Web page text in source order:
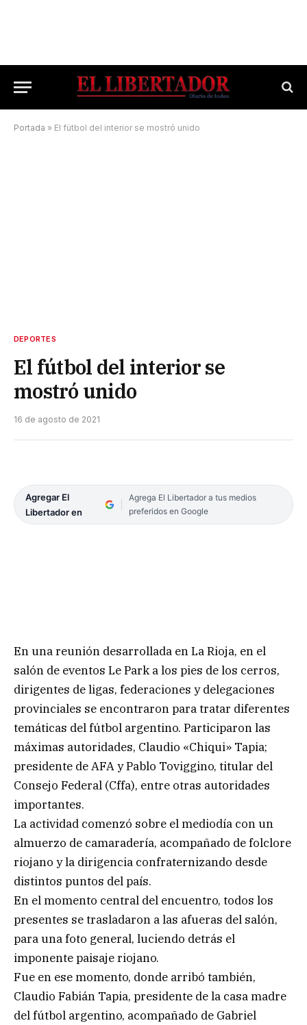
Portada » El fútbol del interior se mostró unido
DEPORTES
El fútbol del interior se
mostró unido
16 de agosto de 2021
Agregar El
Libertador en
Agrega El Libertador a tus medios
preferidos en Google
En una reunión desarrollada en La Rioja, en el
salón de eventos Le Park a los pies de los cerros,
dirigentes de ligas, federaciones y delegaciones
provinciales se encontraron para tratar diferentes
temáticas del fútbol argentino. Participaron las
máximas autoridades, Claudio «Chiqui» Tapia;
presidente de AFA y Pablo Toviggino, titular del
Consejo Federal (Cffa), entre otras autoridades
importantes.
La actividad comenzó sobre el mediodía con un
almuerzo de camaradería, acompañado de folclore
riojano y la dirigencia confraternizando desde
distintos puntos del país.
En el momento central del encuentro, todos los
presentes se trasladaron a las afueras del salón,
para una foto general, luciendo detrás el
imponente paisaje riojano.
Fue en ese momento, donde arribó también,
Claudio Fabián Tapia, presidente de la casa madre
del fútbol argentino, acompañado de Gabriel